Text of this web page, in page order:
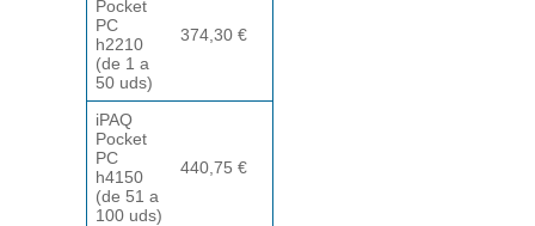
Pocket
PC
h2210
(de 1 a
50 uds)
374,30 €
iPAQ
Pocket
PC
h4150
(de 51 a
100 uds)
440,75 €